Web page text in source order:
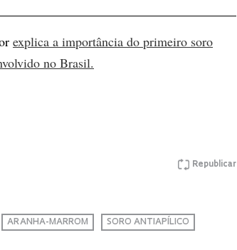
explica a importância do primeiro soro
no Brasil.
Republicar
ARANHA-MARROM SORO ANTIAPÍLICO